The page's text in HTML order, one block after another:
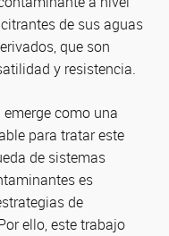
de sus aguas
que son
y resistencia.
como una
para tratar este
de sistemas
es
de
ello, este trabajo